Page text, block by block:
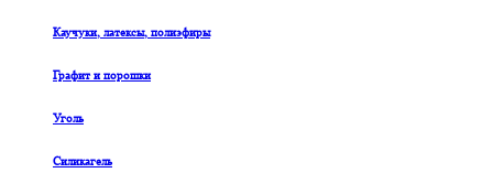
Каучуки, латексы, полиэфиры
Графит и порошки
Уголь
Силикагель